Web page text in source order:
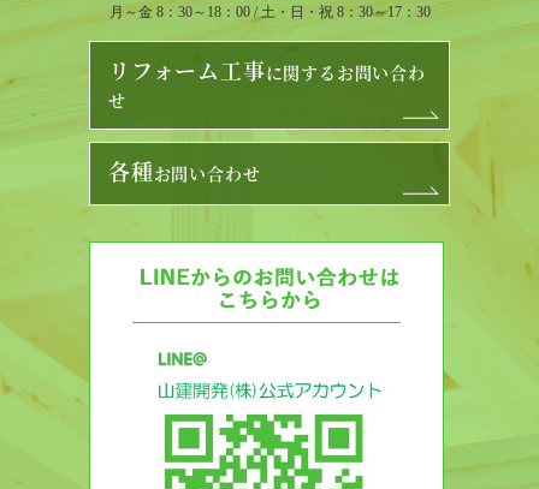
月～金 8：30～18：00 / 土・日・祝 8：30～17：30
リフォーム工事に関するお問い合わ
せ
各種お問い合わせ